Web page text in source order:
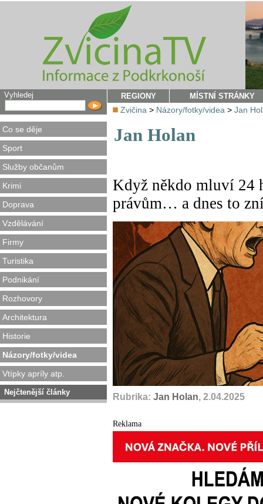
Vyhledej
Co se děje
Sport
Služby občanům
Krimi
Doprava
Vzdělávání
Firmy
Turistika
Podnikání
Rozhovory
Architektura
Historie
Názory/fotky/videa
Vtípky apríly atp.
Nejčtenější články
REGIONY MÍSTNÍ STRÁNKY
Zvičina > Názory/fotky/videa > Jan
Jan Holan
Když někdo mluví 24
právům… a dnes to
Rubrika: Jan Holan, 2.04.2025
Reklama